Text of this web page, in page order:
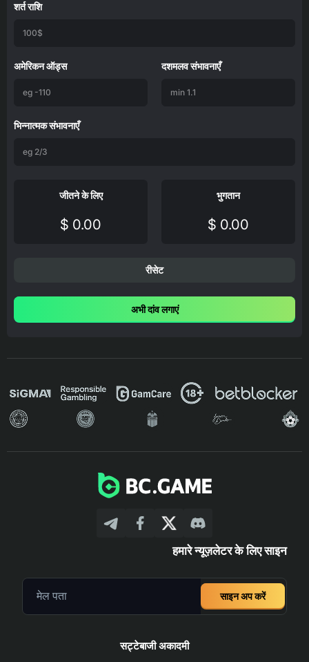
शर्त राशि
अमेरिकन ऑड्स दशमलव संभावनाएँ
भिन्नात्मक संभावनाएँ
जीतने के लिए
$ 0.00
भुगतान
$ 0.00
रीसेट
अभी दांव लगाएं
हमारे न्यूज़लेटर के लिए साइन
साइन अप करें
सट्टेबाजी अकादमी